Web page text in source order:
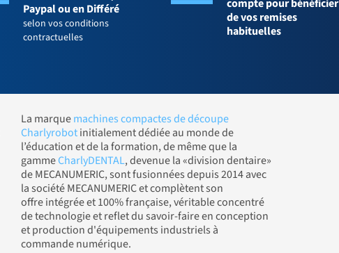
Paypal ou en Différé
selon vos conditions
contractuelles
compte pour bénéficier
de vos remises
habituelles
La marquemachines compactes de découpe
Charlyrobotinitialement dédiée au monde de
l’éducation et de la formation, de même que la
gammeCharlyDENTAL, devenue la «division dentaire»
de MECANUMERIC, sont fusionnées depuis 2014 avec
la société MECANUMERIC et complètent son
offre intégrée et 100% française, véritable concentré
de technologie et reflet du savoir-faire en conception
et production d'équipements industriels à
commande numérique.